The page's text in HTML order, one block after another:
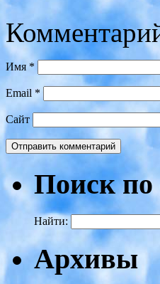
Имя *
Email *
Сайт
Поиск по
Найти:
Архивы